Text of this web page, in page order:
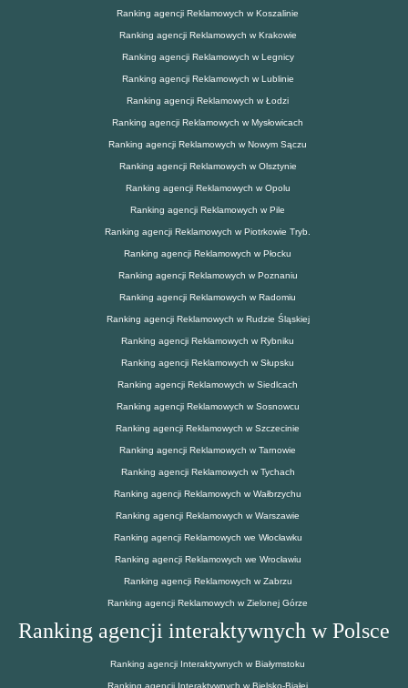
Ranking agencji Reklamowych w Koszalinie
Ranking agencji Reklamowych w Krakowie
Ranking agencji Reklamowych w Legnicy
Ranking agencji Reklamowych w Lublinie
Ranking agencji Reklamowych w Łodzi
Ranking agencji Reklamowych w Mysłowicach
Ranking agencji Reklamowych w Nowym Sączu
Ranking agencji Reklamowych w Olsztynie
Ranking agencji Reklamowych w Opolu
Ranking agencji Reklamowych w Pile
Ranking agencji Reklamowych w Piotrkowie Tryb.
Ranking agencji Reklamowych w Płocku
Ranking agencji Reklamowych w Poznaniu
Ranking agencji Reklamowych w Radomiu
Ranking agencji Reklamowych w Rudzie Śląskiej
Ranking agencji Reklamowych w Rybniku
Ranking agencji Reklamowych w Słupsku
Ranking agencji Reklamowych w Siedlcach
Ranking agencji Reklamowych w Sosnowcu
Ranking agencji Reklamowych w Szczecinie
Ranking agencji Reklamowych w Tarnowie
Ranking agencji Reklamowych w Tychach
Ranking agencji Reklamowych w Wałbrzychu
Ranking agencji Reklamowych w Warszawie
Ranking agencji Reklamowych we Włocławku
Ranking agencji Reklamowych we Wrocławiu
Ranking agencji Reklamowych w Zabrzu
Ranking agencji Reklamowych w Zielonej Górze
Ranking agencji interaktywnych w Polsce
Ranking agencji Interaktywnych w Białymstoku
Ranking agencji Interaktywnych w Bielsko-Białej